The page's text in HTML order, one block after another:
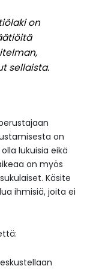
on
sellaista.
on
lukuisia eikä
on myös
Käsite
ihmisiä, joita ei